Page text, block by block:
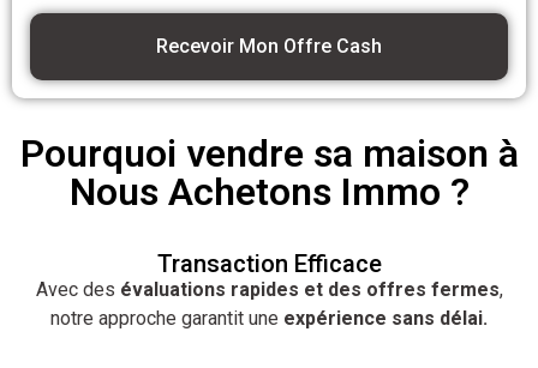
Recevoir Mon Offre Cash
Pourquoi vendre sa maison à
Nous Achetons Immo ?
Transaction Efficace
Avec des évaluations rapides et des offres fermes,
notre approche garantit une expérience sans délai.